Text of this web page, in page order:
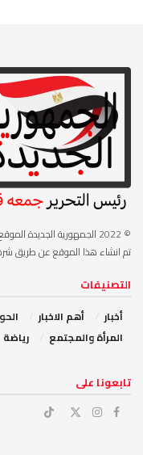
© 2022
الجمهورية الجديدة
تم انشاء هذا الموقع عن طريق
التصنيفات
أخبار أهم الاخبار
‏المرأة والمجتمع
رياضة
‏تابعونا على